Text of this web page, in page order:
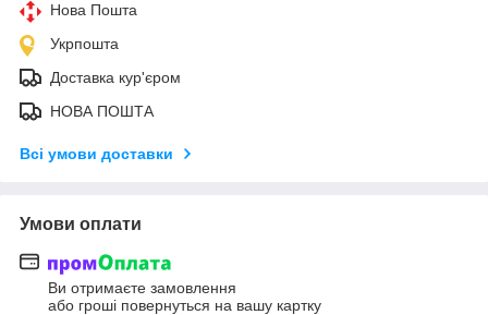
Нова Пошта
Укрпошта
Доставка кур'єром
НОВА ПОШТА
Всі умови доставки
Умови оплати
Ви отримаєте замовлення
або гроші повернуться на вашу картку